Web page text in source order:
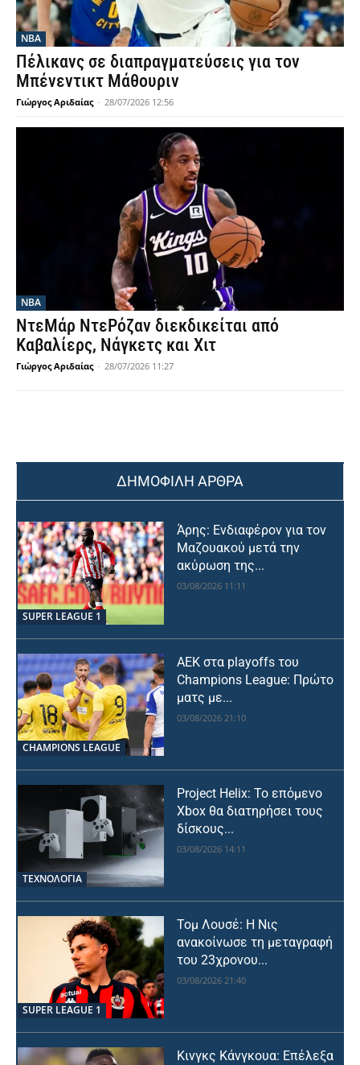
NBA
Πέλικανς σε διαπραγματεύσεις για τον
Μπένεντικτ Μάθουριν
Γιώργος Αριδαίας - 28/07/2026 12:56
NBA
ΝτεΜάρ ΝτεΡόζαν διεκδικείται από
Καβαλίερς, Νάγκετς και Χιτ
Γιώργος Αριδαίας - 28/07/2026 11:27
ΔΗΜΟΦΙΛΗ ΑΡΘΡΑ
SUPER LEAGUE 1
Άρης: Ενδιαφέρον για τον
Μαζουακού μετά την
ακύρωση της...
03/08/2026 11:11
CHAMPIONS LEAGUE
ΑΕΚ στα playoffs του
Champions League: Πρώτο
ματς με...
03/08/2026 21:10
ΤΕΧΝΟΛΟΓΙΑ
Project Helix: Το επόμενο
Xbox θα διατηρήσει τους
δίσκους...
03/08/2026 14:11
SUPER LEAGUE 1
Τομ Λουσέ: Η Νις
ανακοίνωσε τη μεταγραφή
του 23χρονου...
03/08/2026 21:40
Κινγκς Κάνγκουα: Επέλεξα